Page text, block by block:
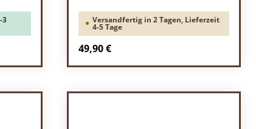
3 Versandfertig in 2 Tagen, Lieferzeit
4-5 Tage
Regulärer Preis:
49,90 €